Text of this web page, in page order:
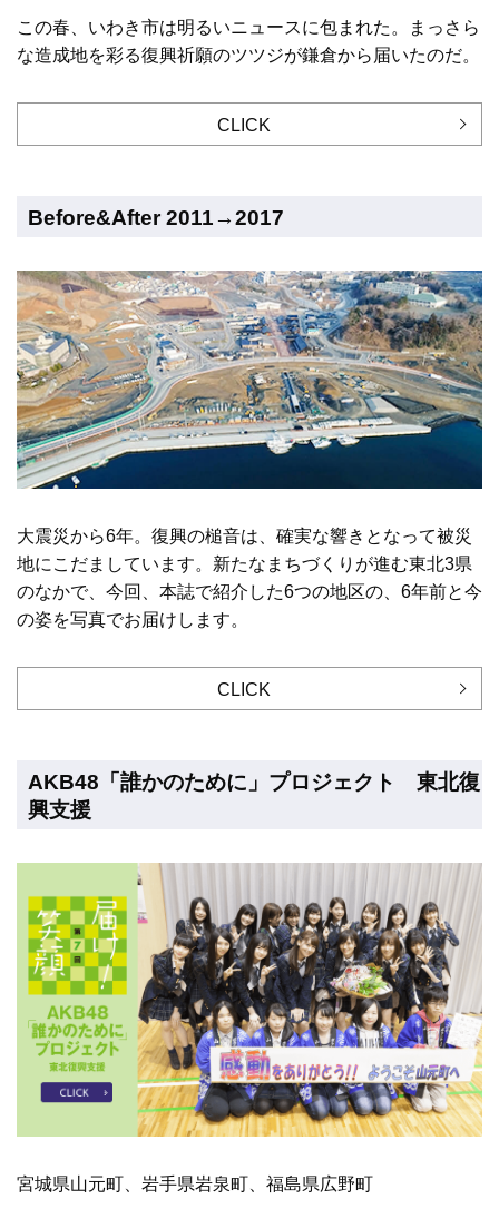
この春、いわき市は明るいニュースに包まれた。まっさら
な造成地を彩る復興祈願のツツジが鎌倉から届いたのだ。
CLICK
Before&After 2011→2017
大震災から6年。復興の槌音は、確実な響きとなって被災
地にこだましています。新たなまちづくりが進む東北3県
のなかで、今回、本誌で紹介した6つの地区の、6年前と今
の姿を写真でお届けします。
CLICK
AKB48「誰かのために」プロジェクト 東北復
興支援
宮城県山元町、岩手県岩泉町、福島県広野町